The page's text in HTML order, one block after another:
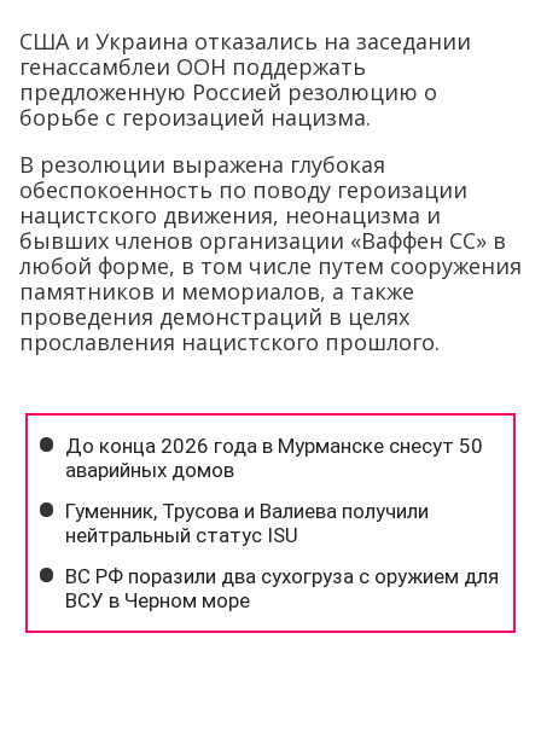
США и Украина отказались на заседании
генассамблеи ООН поддержать
предложенную Россией резолюцию о
борьбе с героизацией нацизма.
В резолюции выражена глубокая
обеспокоенность по поводу героизации
нацистского движения, неонацизма и
бывших членов организации «Ваффен СС» в
любой форме, в том числе путем сооружения
памятников и мемориалов, а также
проведения демонстраций в целях
прославления нацистского прошлого.